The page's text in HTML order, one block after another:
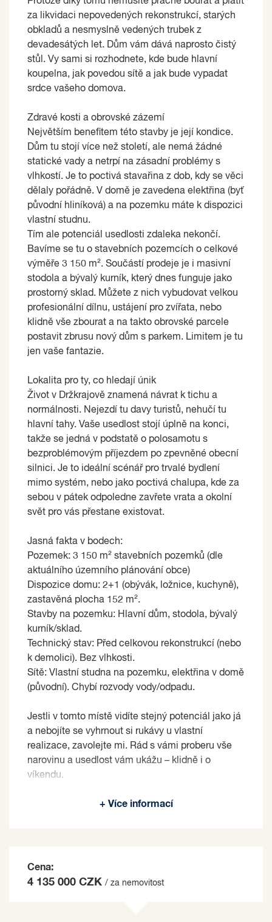
za likvidaci nepovedených rekonstrukcí, starých
obkladů a nesmyslně vedených trubek z
devadesátých let. Dům vám dává naprosto čistý
stůl. Vy sami si rozhodnete, kde bude hlavní
koupelna, jak povedou sítě a jak bude vypadat
srdce vašeho domova.
Zdravé kosti a obrovské zázemí
Největším benefitem této stavby je její kondice.
Dům tu stojí více než století, ale nemá žádné
statické vady a netrpí na zásadní problémy s
vlhkostí. Je to poctivá stavařina z dob, kdy se věci
dělaly pořádně. V domě je zavedena elektřina (byť
původní hliníková) a na pozemku máte k dispozici
vlastní studnu.
Tím ale potenciál usedlosti zdaleka nekončí.
Bavíme se tu o stavebních pozemcích o celkové
výměře 3 150 m². Součástí prodeje je i masivní
stodola a bývalý kurník, který dnes funguje jako
prostorný sklad. Můžete z nich vybudovat velkou
profesionální dílnu, ustájení pro zvířata, nebo
klidně vše zbourat a na takto obrovské parcele
postavit zbrusu nový dům s parkem. Limitem je tu
jen vaše fantazie.
Lokalita pro ty, co hledají únik
Život v Držkrajově znamená návrat k tichu a
normálnosti. Nejezdí tu davy turistů, nehučí tu
hlavní tahy. Vaše usedlost stojí úplně na konci,
takže se jedná v podstatě o polosamotu s
bezproblémovým příjezdem po zpevněné obecní
silnici. Je to ideální scénář pro trvalé bydlení
mimo systém, nebo jako poctivá chalupa, kde za
sebou v pátek odpoledne zavřete vrata a okolní
svět pro vás přestane existovat.
Jasná fakta v bodech:
Pozemek: 3 150 m² stavebních pozemků (dle
aktuálního územního plánování obce)
Dispozice domu: 2+1 (obývák, ložnice, kuchyně),
zastavěná plocha 152 m².
Stavby na pozemku: Hlavní dům, stodola, bývalý
kurník/sklad.
Technický stav: Před celkovou rekonstrukcí (nebo
k demolici). Bez vlhkosti.
Sítě: Vlastní studna na pozemku, elektřina v domě
(původní). Chybí rozvody vody/odpadu.
Jestli v tomto místě vidíte stejný potenciál jako já
a nebojíte se vyhrnout si rukávy u vlastní
realizace, zavolejte mi. Rád s vámi proberu vše
narovinu a usedlost vám ukážu – klidně i o
víkendu.
na základě jím zvolených kritérií.
+ Více informací
Cena:
4 135 000 CZK / za nemovitost